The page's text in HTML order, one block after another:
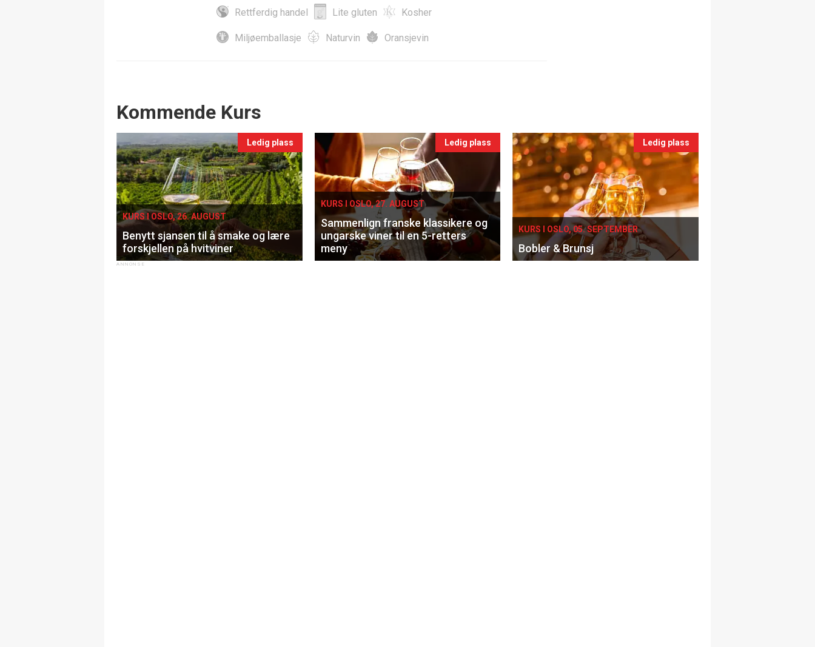
Rettferdig handel Lite gluten Kosher
Miljøemballasje Naturvin Oransjevin
Events
Kommende Kurs
Ledig plass
KURS I OSLO, 26. AUGUST
Benytt sjansen til å smake og lære
forskjellen på hvitviner
Ledig plass
KURS I OSLO, 27. AUGUST
Sammenlign franske klassikere og
ungarske viner til en 5-retters
meny
Ledig plass
KURS I OSLO, 05. SEPTEMBER
Bobler & Brunsj